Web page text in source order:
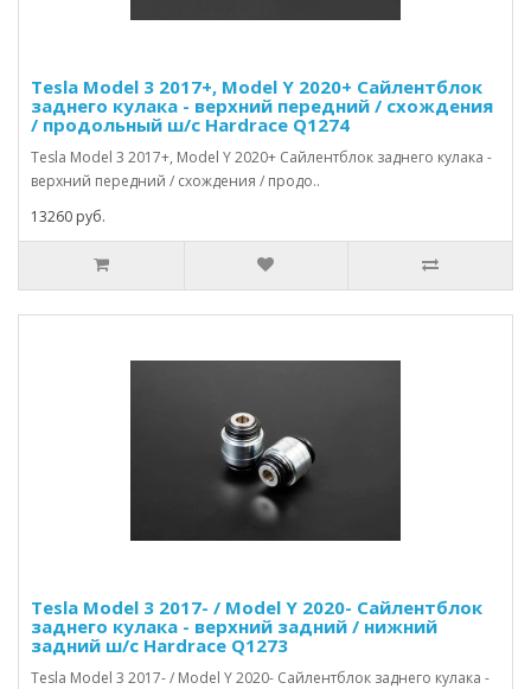
Tesla Model 3 2017+, Model Y 2020+ Сайлентблок
заднего кулака - верхний передний / схождения
/ продольный ш/с Hardrace Q1274
Tesla Model 3 2017+, Model Y 2020+ Сайлентблок заднего кулака -
верхний передний / схождения / продо..
13260 руб.
Tesla Model 3 2017- / Model Y 2020- Сайлентблок
заднего кулака - верхний задний / нижний
задний ш/с Hardrace Q1273
Tesla Model 3 2017- / Model Y 2020- Сайлентблок заднего кулака -